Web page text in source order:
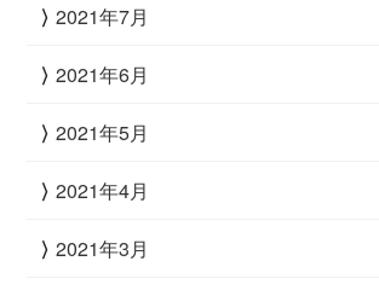
2021年7月
2021年6月
2021年5月
2021年4月
2021年3月